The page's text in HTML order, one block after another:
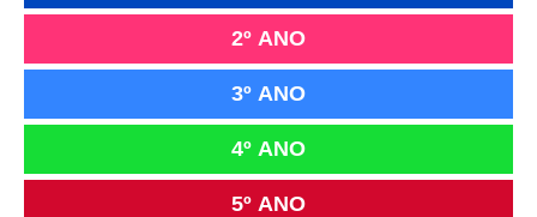
2º ANO
3º ANO
4º ANO
5º ANO